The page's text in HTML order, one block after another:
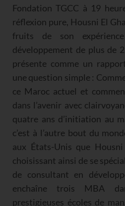
Fondation TGCC à 19
réflexion pure, Housni El
fruits de son
développement de plus de
présente comme un
une question simple :
ce Maroc actuel et
dans l’avenir avec
quatre ans d’initiation au
c’est à l’autre bout du
aux États-Unis que
choisissant ainsi de se
de consultant en
enchaîne trois MBA
prestigieuses écoles de